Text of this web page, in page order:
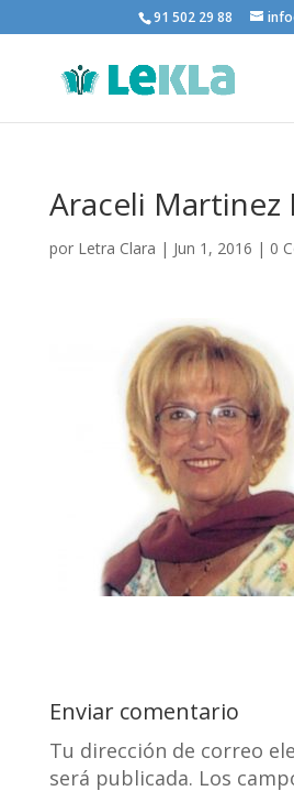
91 502 29 88
Araceli Martinez
por Letra Clara | Jun 1, 2016 | 0
Enviar comentario
Tu dirección de correo
será publicada. Los